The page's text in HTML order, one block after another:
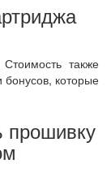
также
бонусов, которые
прошивку